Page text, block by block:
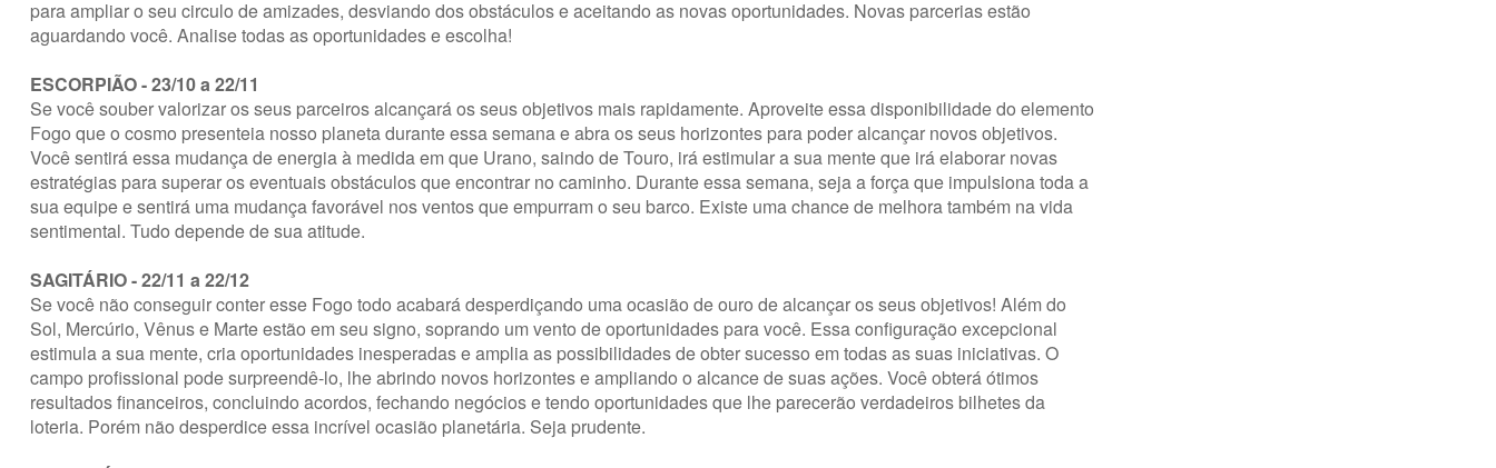
para ampliar o seu circulo de amizades, desviando dos obstáculos e aceitando as novas oportunidades. Novas parcerias estão
aguardando você. Analise todas as oportunidades e escolha!
ESCORPIÃO - 23/10 a 22/11
Se você souber valorizar os seus parceiros alcançará os seus objetivos mais rapidamente. Aproveite essa disponibilidade do elemento
Fogo que o cosmo presenteia nosso planeta durante essa semana e abra os seus horizontes para poder alcançar novos objetivos.
Você sentirá essa mudança de energia à medida em que Urano, saindo de Touro, irá estimular a sua mente que irá elaborar novas
estratégias para superar os eventuais obstáculos que encontrar no caminho. Durante essa semana, seja a força que impulsiona toda a
sua equipe e sentirá uma mudança favorável nos ventos que empurram o seu barco. Existe uma chance de melhora também na vida
sentimental. Tudo depende de sua atitude.
SAGITÁRIO - 22/11 a 22/12
Se você não conseguir conter esse Fogo todo acabará desperdiçando uma ocasião de ouro de alcançar os seus objetivos! Além do
Sol, Mercúrio, Vênus e Marte estão em seu signo, soprando um vento de oportunidades para você. Essa configuração excepcional
estimula a sua mente, cria oportunidades inesperadas e amplia as possibilidades de obter sucesso em todas as suas iniciativas. O
campo profissional pode surpreendê-lo, lhe abrindo novos horizontes e ampliando o alcance de suas ações. Você obterá ótimos
resultados financeiros, concluindo acordos, fechando negócios e tendo oportunidades que lhe parecerão verdadeiros bilhetes da
loteria. Porém não desperdice essa incrível ocasião planetária. Seja prudente.